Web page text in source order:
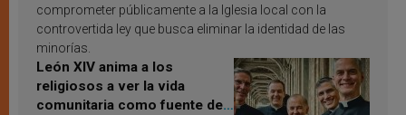
comprometer públicamente a la Iglesia local con la
controvertida ley que busca eliminar la identidad de las
minorías.
León XIV anima a los
religiosos a ver la vida
comunitaria como fuente de